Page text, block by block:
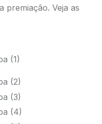
premiação. Veja as